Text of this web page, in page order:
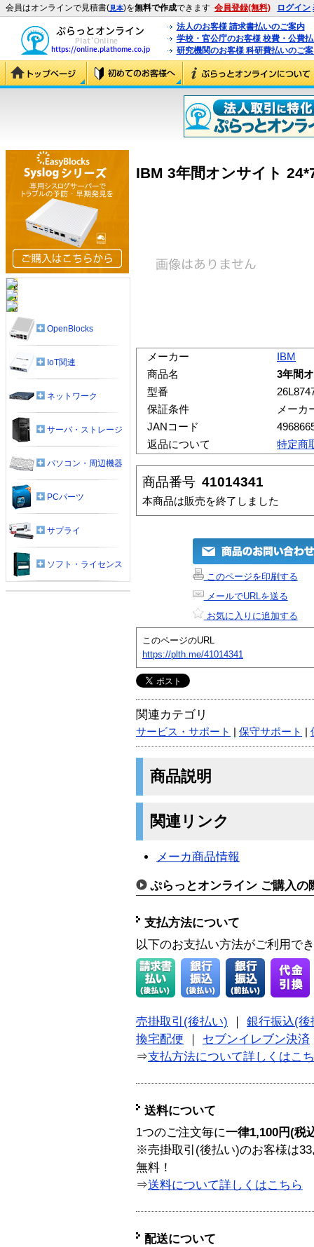
会員はオンラインで見積書(見本)を無料で作成できます 会員登録(無料) ログイン
法人のお客様 請求書払いのご案内
学校・官公庁のお客様 校費・公費
研究機関のお客様 科研費払いのご
IBM 3年間オンサイト
メーカー
IBM
商品名
3年間
型番
保証条件
メーカ
JANコード
返品について
特定商
商品番号 41014341
本商品は販売を終了しました
このページを印刷する
メールでURLを送る
お気に入りに追加する
このページのURL
https://plth.me/41014341
関連カテゴリ
サービス・サポート 保守サポート
商品説明
関連リンク
メーカ商品情報
ぷらっとオンライン ご購入の
支払方法について
以下のお支払い方法がご利用で
売掛取引(後払い)
銀行振込(後
換宅配便
セブンイレブン決済
⇒支払方法について詳しくはこ
送料について
1つのご注文毎に一律1,100円(税
※売掛取引(後払い)のお客様は
無料！
⇒送料について詳しくはこちら
配送について
OpenBlocks
IoT関連
ネットワーク
サーバ・ストレージ
パソコン・周辺機器
PCパーツ
サプライ
ソフト・ライセンス